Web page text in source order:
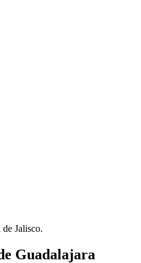
Jalisco.
Guadalajara